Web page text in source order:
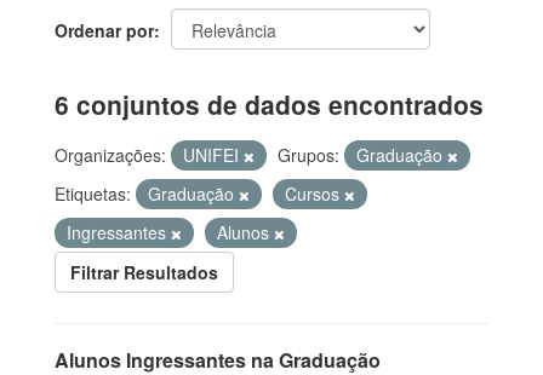
Ordenar por
6 conjuntos de dados encontrados
Organizações: UNIFEI Grupos:
Graduação
Etiquetas:
Graduação
Cursos
Ingressantes
Alunos
Filtrar Resultados
Alunos Ingressantes na Graduação